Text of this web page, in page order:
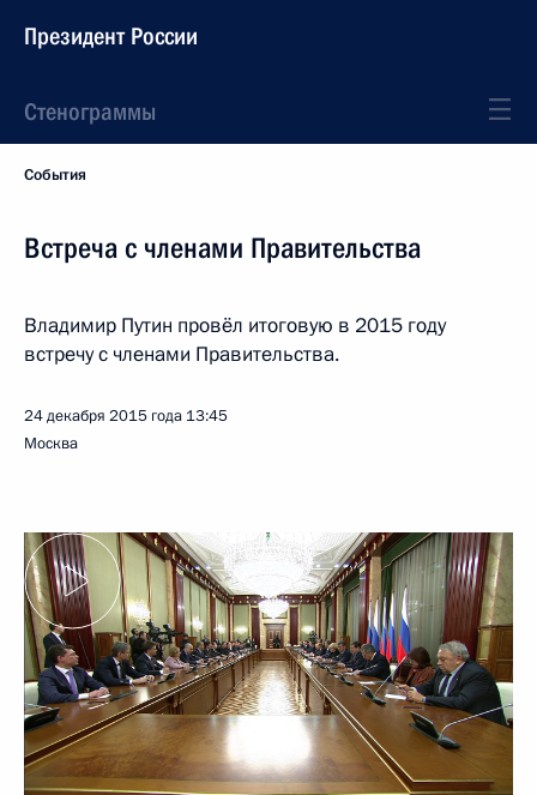
Президент России
Стенограммы
События
Встреча с членами Правительства
Владимир Путин провёл итоговую в 2015 году
встречу с членами Правительства.
24 декабря 2015 года 13:45
Москва